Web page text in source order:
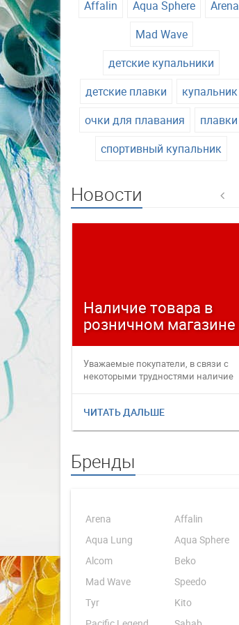
Affalin Aqua Sphere
Arena
Mad Wave
детские купальники
детские плавки
купальник
очки для плавания
плавки
спортивный купальник
Новости
Наличие товара в
розничном магазине
Уважаемые покупатели, в связи с
некоторыми трудностями наличие
ЧИТАТЬ ДАЛЬШЕ
Бренды
Arena
Affalin
Aqua Lung
Aqua Sphere
Alcom
Beko
Mad Wave
Speedo
Tyr
Kito